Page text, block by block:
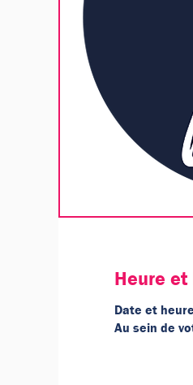
Heure et
Date et
Au sein de